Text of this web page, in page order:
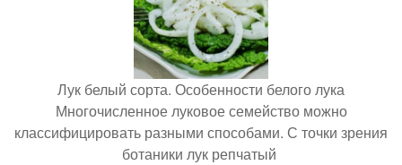
Лук белый сорта. Особенности белого лука
Многочисленное луковое семейство можно
классифицировать разными способами. С точки зрения
ботаники лук репчатый